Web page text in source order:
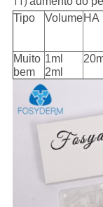
Tipo
VolumeHA
Muito
bem
1ml
2ml